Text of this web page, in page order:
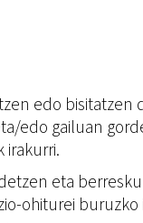
edo
edo gailuan
eta
ohiturei